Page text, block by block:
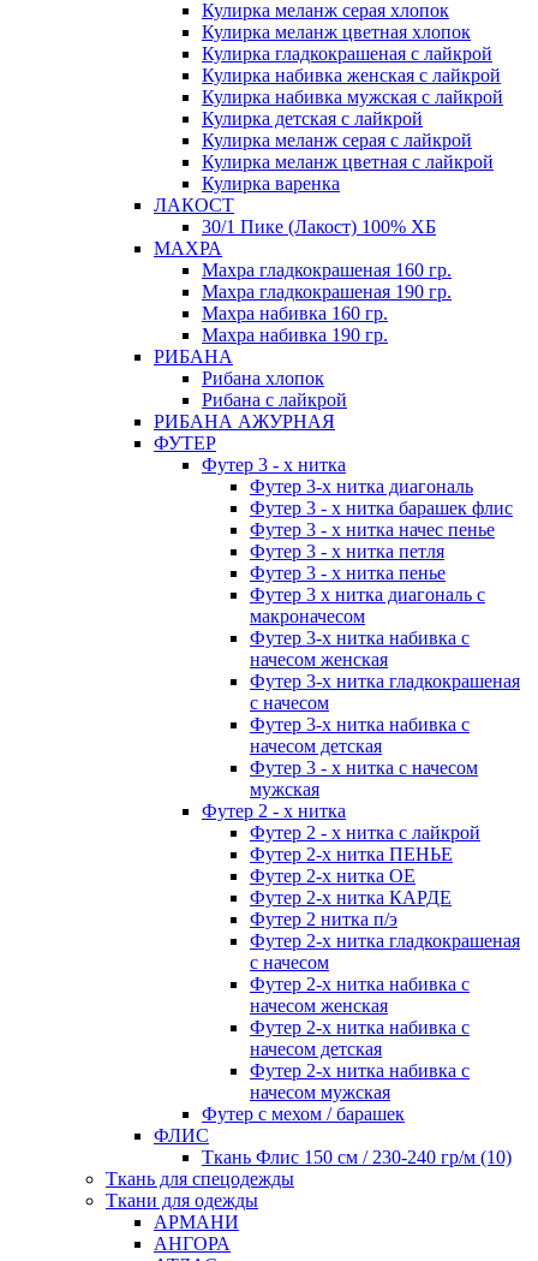
Кулирка меланж серая хлопок
Кулирка меланж цветная хлопок
Кулирка гладкокрашеная с лайкрой
Кулирка набивка женская с лайкрой
Кулирка набивка мужская с лайкрой
Кулирка детская с лайкрой
Кулирка меланж серая с лайкрой
Кулирка меланж цветная с лайкрой
Кулирка варенка
ЛАКОСТ
30/1 Пике (Лакост) 100% ХБ
МАХРА
Махра гладкокрашеная 160 гр.
Махра гладкокрашеная 190 гр.
Махра набивка 160 гр.
Махра набивка 190 гр.
РИБАНА
Рибана хлопок
Рибана с лайкрой
РИБАНА АЖУРНАЯ
ФУТЕР
Футер 3 - х нитка
Футер 3-х нитка диагональ
Футер 3 - х нитка барашек флис
Футер 3 - х нитка начес пенье
Футер 3 - х нитка петля
Футер 3 - х нитка пенье
Футер 3 х нитка диагональ с
макроначесом
Футер 3-х нитка набивка с
начесом женская
Футер 3-х нитка гладкокрашеная
с начесом
Футер 3-х нитка набивка с
начесом детская
Футер 3 - х нитка с начесом
мужская
Футер 2 - х нитка
Футер 2 - х нитка с лайкрой
Футер 2-х нитка ПЕНЬЕ
Футер 2-х нитка ОЕ
Футер 2-х нитка КАРДЕ
Футер 2 нитка п/э
Футер 2-х нитка гладкокрашеная
с начесом
Футер 2-х нитка набивка с
начесом женская
Футер 2-х нитка набивка с
начесом детская
Футер 2-х нитка набивка с
начесом мужская
Футер с мехом / барашек
ФЛИС
Ткань Флис 150 см / 230-240 гр/м (10)
Ткань для спецодежды
Ткани для одежды
АРМАНИ
АНГОРА